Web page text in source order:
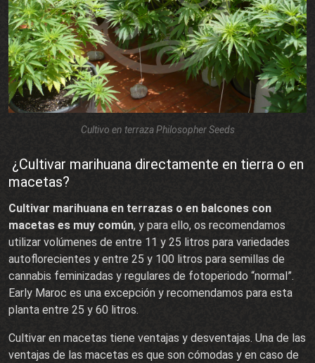
Cultivo en terraza Philosopher Seeds
¿Cultivar marihuana directamente en tierra o en
macetas?
Cultivar marihuana en terrazas o en balcones con
macetas es muy común, y para ello, os recomendamos
utilizar volúmenes de entre 11 y 25 litros para variedades
autoflorecientes y entre 25 y 100 litros para semillas de
cannabis feminizadas y regulares de fotoperiodo “normal”.
Early Maroc es una excepción y recomendamos para esta
planta entre 25 y 60 litros.
Cultivar en macetas tiene ventajas y desventajas. Una de las
ventajas de las macetas es que son cómodas y en caso de